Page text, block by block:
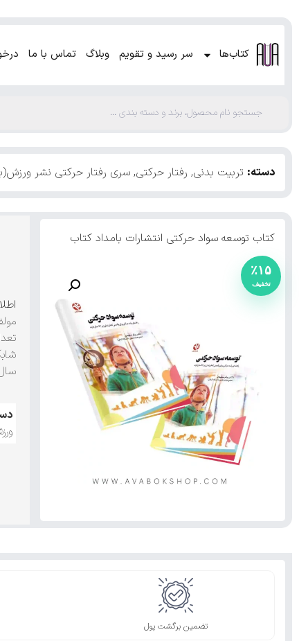
کتاب‌ها سر رسید و تقویم وبلاگ تماس با ما
دسته: تربیت بدنی, رفتار حرکتی, سری رفتار حرکتی نشر
کتاب توسعه سواد حرکتی انتشارات بامداد کتاب
٪۱۵
تضمین برگشت پول